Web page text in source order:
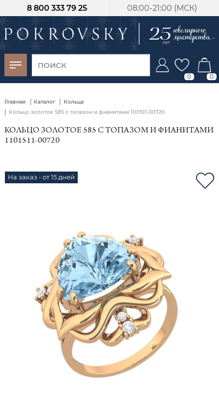
08:00-21:00 (МСК)
8 800 333 79 25
0 0
Главная | Каталог | Кольца
| Кольцо золотое 585 с топазом и фианитами 1101511-00720
КОЛЬЦО ЗОЛОТОЕ 585 С ТОПАЗОМ И ФИАНИТАМИ
1101511-00720
На заказ - от 15 дней
-30%
от 15 дней с
момента оплаты